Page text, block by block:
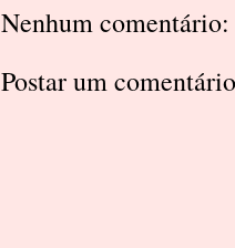
Nenhum comentário:
Postar um comentário